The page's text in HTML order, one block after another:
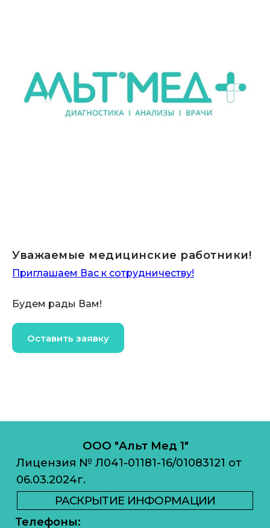
Уважаемые медицинские работники!
Приглашаем Вас к сотрудничеству!
Будем рады Вам!
Оставить заявку